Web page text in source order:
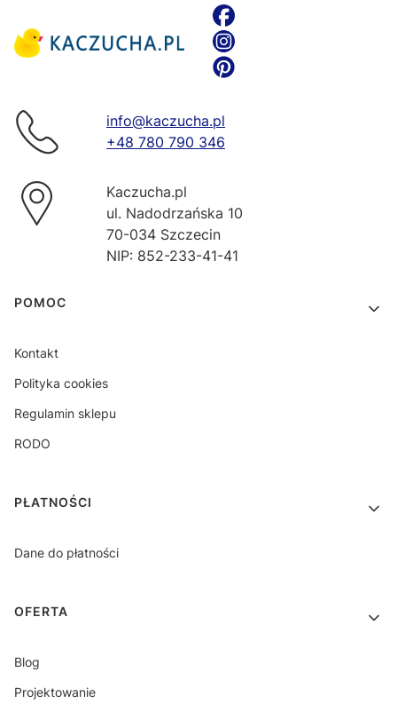
info@kaczucha.pl
+48 780 790 346
Kaczucha.pl
ul. Nadodrzańska 10
70-034 Szczecin
NIP: 852-233-41-41
Linki w stopce
POMOC
Kontakt
Polityka cookies
Regulamin sklepu
RODO
PŁATNOŚCI
Dane do płatności
OFERTA
Blog
Projektowanie